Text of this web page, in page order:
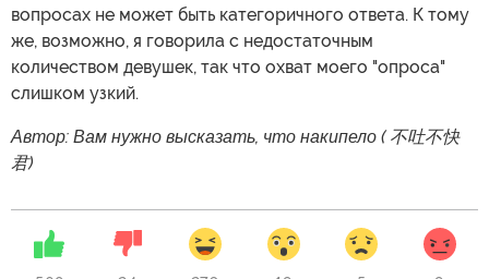
вопросах не может быть категоричного ответа. К тому
же, возможно, я говорила с недостаточным
количеством девушек, так что охват моего "опроса"
слишком узкий.
Автор: Вам нужно высказать, что накипело ( 不吐不快
君)